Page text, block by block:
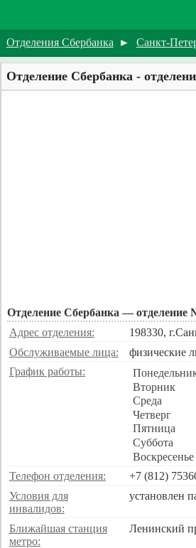
Отделения Сбербанка ► Санкт-
Отделение Сбербанка -
Отделение Сбербанка — отделение
Адрес отделения:
198330,
Обслуживаемые лица:
физические
График работы:
Вторник
Среда
Четверг
Пятница
Суббота
Воскресенье
Телефон отделения:
+7 (812)
Условия для
инвалидов:
установлен
Ближайшая станция
метро:
Ленинский